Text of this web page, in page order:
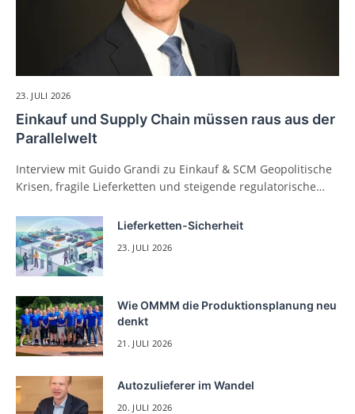
23. JULI 2026
Einkauf und Supply Chain müssen raus aus der
Parallelwelt
Interview mit Guido Grandi zu Einkauf & SCM Geopolitische
Krisen, fragile Lieferketten und steigende regulatorische…
Lieferketten-Sicherheit
23. JULI 2026
Wie OMMM die Produktionsplanung neu
denkt
21. JULI 2026
Autozulieferer im Wandel
20. JULI 2026